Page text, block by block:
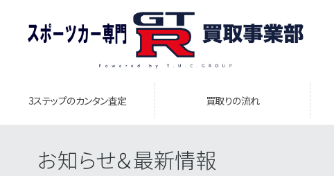
3ステップのカンタン査定 買取りの流れ
お知らせ＆最新情報